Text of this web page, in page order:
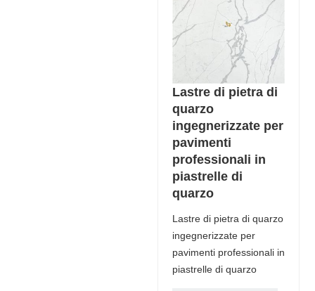
Lastre di pietra di
quarzo
ingegnerizzate per
pavimenti
professionali in
piastrelle di
quarzo
Lastre di pietra di quarzo
ingegnerizzate per
pavimenti professionali in
piastrelle di quarzo